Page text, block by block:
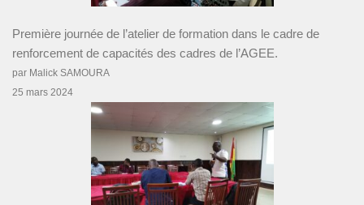
Première journée de l’atelier de formation dans le cadre de
renforcement de capacités des cadres de l’AGEE.
par Malick SAMOURA
25 mars 2024